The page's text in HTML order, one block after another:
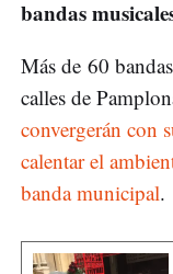
bandas
Más de 60 bandas
calles de
convergerán con
calentar el
banda municipal.